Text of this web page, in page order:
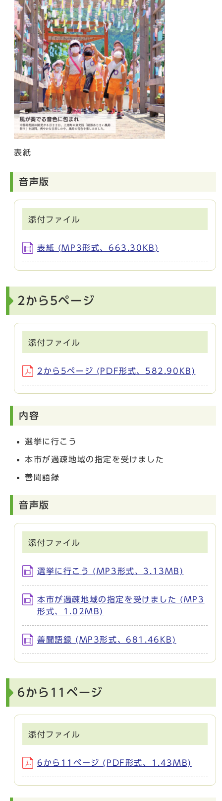
表紙
音声版
添付ファイル
表紙 (MP3形式、663.30KB)
2から5ページ
添付ファイル
2から5ページ (PDF形式、582.90KB)
内容
選挙に行こう
本市が過疎地域の指定を受けました
善聞語録
音声版
添付ファイル
選挙に行こう (MP3形式、3.13MB)
本市が過疎地域の指定を受けました (MP3
形式、1.02MB)
善聞語録 (MP3形式、681.46KB)
6から11ページ
添付ファイル
6から11ページ (PDF形式、1.43MB)